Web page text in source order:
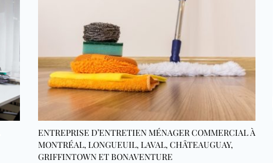
ENTREPRISE D’ENTRETIEN MÉNAGER COMMERCIAL À
MONTRÉAL, LONGUEUIL, LAVAL, CHÂTEAUGUAY,
GRIFFINTOWN ET BONAVENTURE